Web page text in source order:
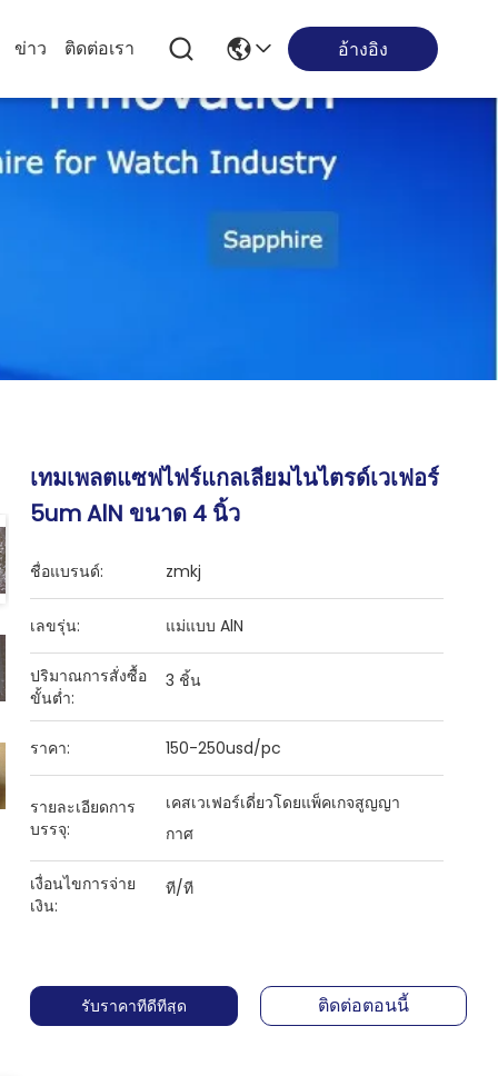
ข่าว ติดต่อเรา อ้างอิง
เทมเพลตแซฟไฟร์แกลเลียมไนไตรด์เวเฟอร์
5um AlN ขนาด 4 นิ้ว
ชื่อแบรนด์: zmkj
เลขรุ่น: แม่แบบ AlN
ปริมาณการสั่งซื้อ
ขั้นต่ำ:
3 ชิ้น
ราคา: 150-250usd/pc
รายละเอียดการ
บรรจุ:
เคสเวเฟอร์เดี่ยวโดยแพ็คเกจสูญญา
กาศ
เงื่อนไขการจ่าย
เงิน:
ที/ที
รับราคาที่ดีที่สุด ติดต่อตอนนี้